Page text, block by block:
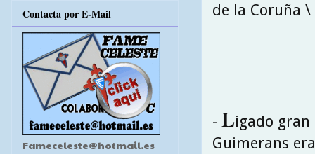
de la Coruña \
- Ligado gran
Guimerans
Contacta por E-Mail
Fameceleste@hotmail.es